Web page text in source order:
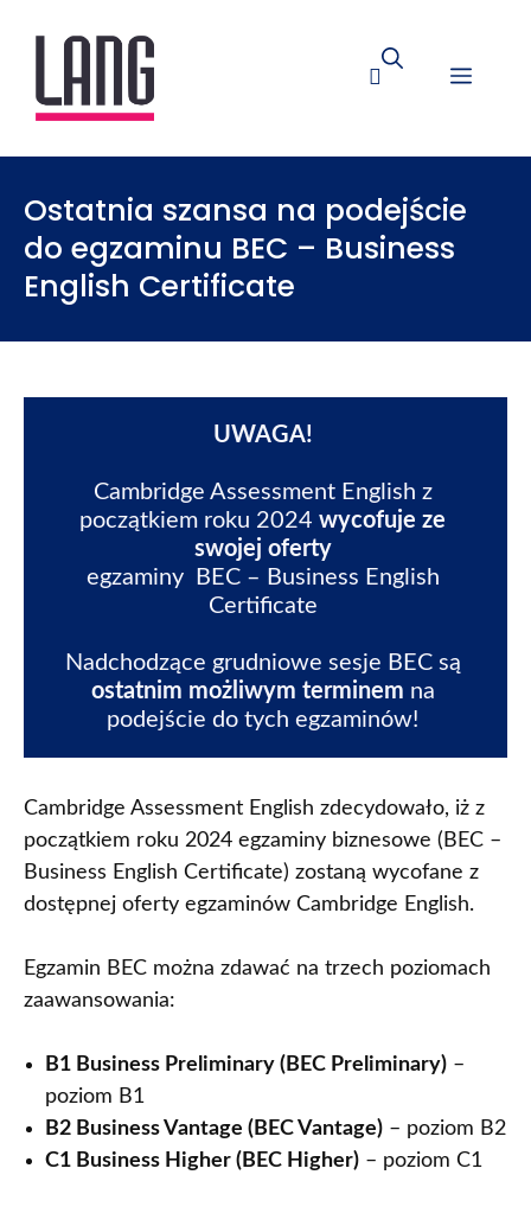
Ostatnia szansa na podejście
do egzaminu BEC – Business
English Certificate
UWAGA!
Cambridge Assessment English z
początkiem roku 2024 wycofuje ze
swojej oferty
egzaminy  BEC – Business English
Certificate
ostatnim możliwym terminem na
podejście do tych egzaminów!
Cambridge Assessment English zdecydowało, iż z
początkiem roku 2024 egzaminy biznesowe (BEC –
Business English Certificate) zostaną wycofane z
dostępnej oferty egzaminów Cambridge English.
Egzamin BEC można zdawać na trzech poziomach
zaawansowania:
B1 Business Preliminary (BEC Preliminary) –
poziom B1
B2 Business Vantage (BEC Vantage) – poziom B2
C1 Business Higher (BEC Higher) – poziom C1